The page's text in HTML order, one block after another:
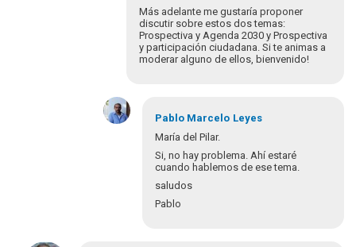
Más adelante me gustaría proponer
discutir sobre estos dos temas:
Prospectiva y Agenda 2030 y Prospectiva
y participación ciudadana. Si te animas a
moderar alguno de ellos, bienvenido!
respuesta
Pablo Marcelo Leyes
María del Pilar.
Si, no hay problema. Ahí estaré
cuando hablemos de ese tema.
saludos
Pablo